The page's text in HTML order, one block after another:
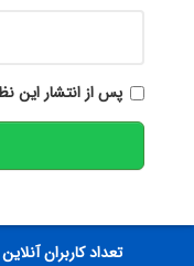
پس از انتشار این
تعداد کاربران آنلاین